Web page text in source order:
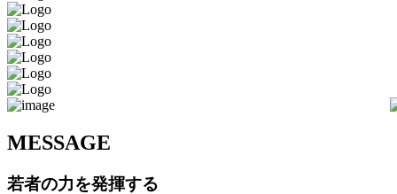
MESSAGE
若者の力を発揮する